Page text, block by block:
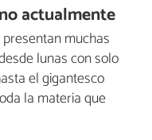
actualmente
muchas
lunas con solo
el gigantesco
la materia que